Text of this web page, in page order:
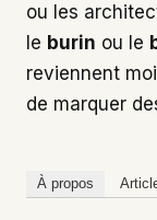
ou les
le burin ou le
reviennent
de marquer
À propos